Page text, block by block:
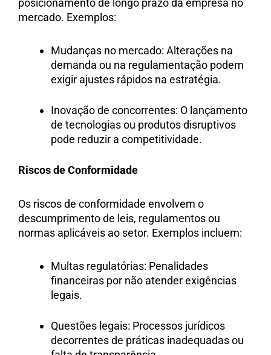
mercado. Exemplos:
Mudanças no mercado: Alterações na
demanda ou na regulamentação podem
exigir ajustes rápidos na estratégia.
Inovação de concorrentes: O lançamento
de tecnologias ou produtos disruptivos
pode reduzir a competitividade.
Riscos de Conformidade
Os riscos de conformidade envolvem o
descumprimento de leis, regulamentos ou
normas aplicáveis ao setor. Exemplos incluem:
Multas regulatórias: Penalidades
financeiras por não atender exigências
legais.
Questões legais: Processos jurídicos
decorrentes de práticas inadequadas ou